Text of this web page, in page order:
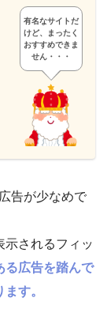
有名なサイトだ
けど、まったく
おすすめできま
せん・・・
告が少なめで
示されるフィッ
る広告を踏んで
す。